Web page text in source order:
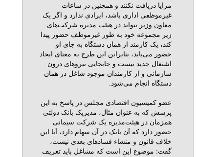
مزایا دریافت نکنند و همچنین در ساعات
غیرموظفی اداری باشد، ایرادی ندارد و اگر یک
معاون وزیر نتواند در هیئت مدیره شرکت‌های
زیر مجموعه خود به طور غیرموظف حضور پیدا
کند، یک کارمند از همان دستگاه به جای او
حضور می‌یابد، بنابراین این طرح به معنای ایجاد
اشتغال جدید نیست و جابجایی نیروهای درون
سازمانی و از کارمندان موجود شاغل در همان
دستگاه انجام می‌شود.
عضو کمیسیون اقتصادی مجلس در پاسخ به این
پرسش که به عنوان مثال، مدیریک بانک دولتی
همزمان در هیئت‌مدیره یک شرکت سیمانی
حضور دارد که آن بانک در آن سهام دارد، آیا این
خلاف قانون و منشاء فسادهای بعدی نیست،
گفت: موضوع این است که مشاغل باید تعریف